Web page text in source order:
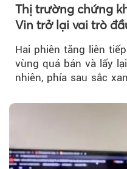
Thị trường chứng
Vin trở lại vai trò
Hai phiên tăng liên
vùng quá bán và lấy
nhiên, phía sau sắc
tiền vẫn chưa thực sự